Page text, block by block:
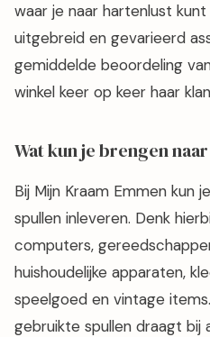
waar je naar hartenlust
uitgebreid en gevarieerd
gemiddelde beoordeling
winkel keer op keer haar
Wat kun je brengen
Bij Mijn Kraam Emmen kun
spullen inleveren. Denk
computers,
huishoudelijke apparaten,
speelgoed en vintage
gebruikte spullen draagt bij